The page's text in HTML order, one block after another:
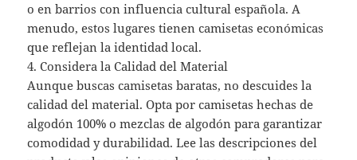
o en barrios con influencia cultural española. A
menudo, estos lugares tienen camisetas económicas
que reflejan la identidad local.
4. Considera la Calidad del Material
Aunque buscas camisetas baratas, no descuides la
calidad del material. Opta por camisetas hechas de
algodón 100% o mezclas de algodón para garantizar
comodidad y durabilidad. Lee las descripciones del